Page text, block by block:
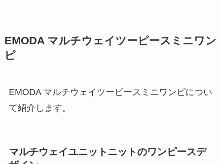
EMODA マルチウェイツーピースミニワン
ピ
EMODA マルチウェイツーピースミニワンピについ
て紹介します。
マルチウェイユニットニットのワンピースデ